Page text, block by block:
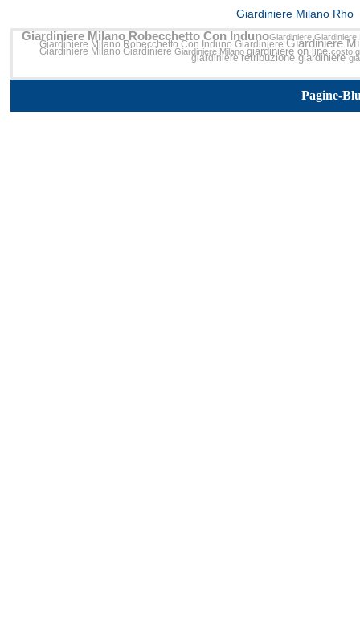
Giardiniere Milano Rho
Giardiniere Milano Robecchetto Con IndunoGiardiniere Giardiniere
Giardiniere Milano Robecchetto Con Induno Giardiniere Giardiniere
Giardiniere Milano Giardiniere Giardiniere Milano giardiniere on linecosto
giardiniereretribuzione giardiniere
Pagine-